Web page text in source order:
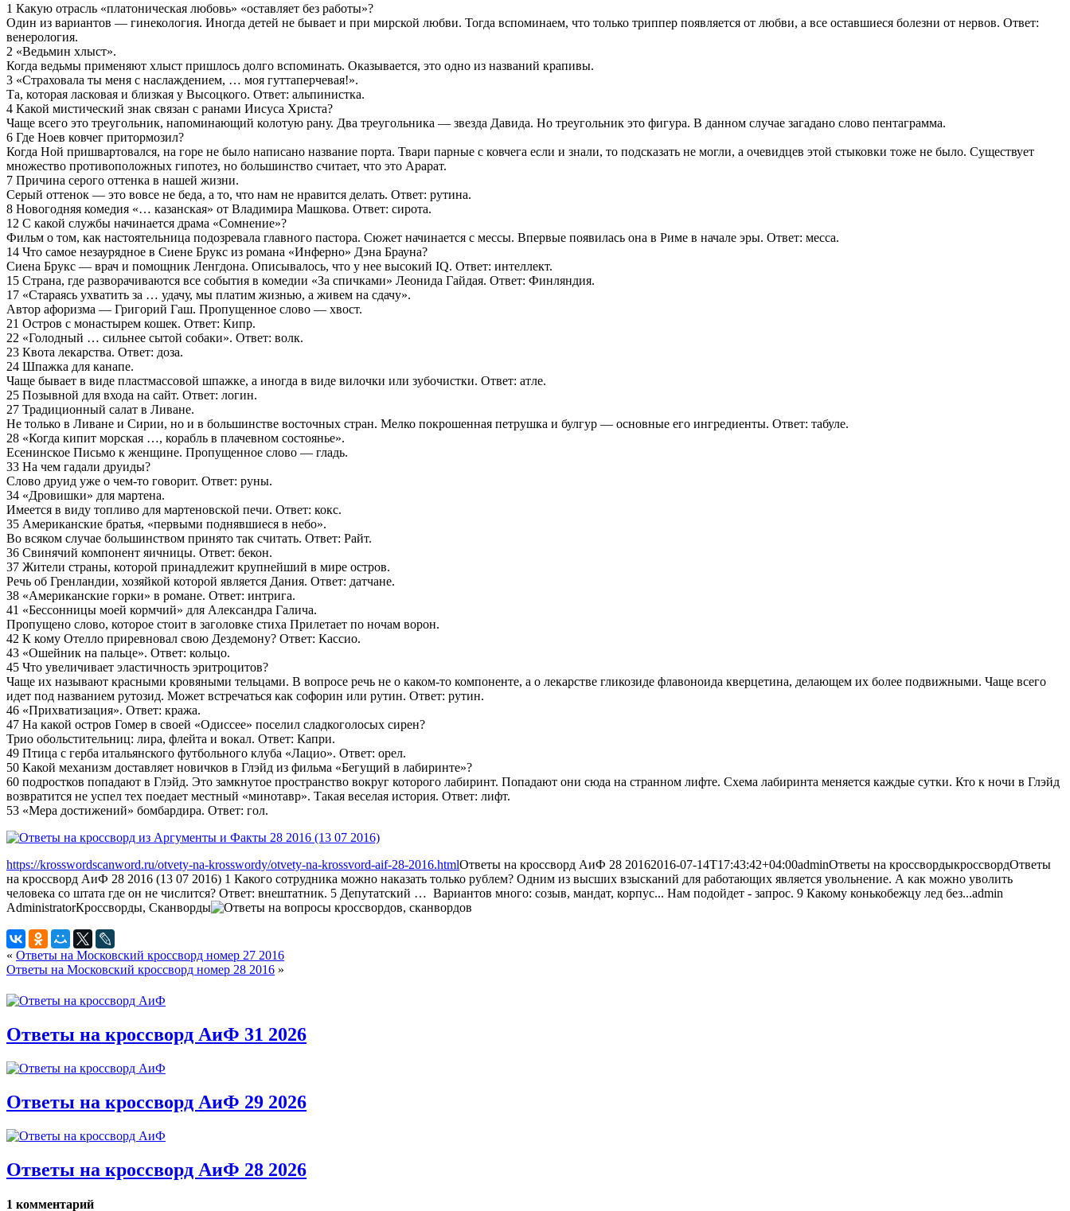
1 Какую отрасль «платоническая любовь» «оставляет без работы»?
Один из вариантов — гинекология. Иногда детей не бывает и при мирской любви. Тогда вспоминаем, что только триппер появляется от любви, а все оставшиеся болезни от нервов. Ответ:
венерология.
2 «Ведьмин хлыст».
Когда ведьмы применяют хлыст пришлось долго вспоминать. Оказывается, это одно из названий крапивы.
3 «Страховала ты меня с наслаждением, … моя гуттаперчевая!».
Та, которая ласковая и близкая у Высоцкого. Ответ: альпинистка.
4 Какой мистический знак связан с ранами Иисуса Христа?
Чаще всего это треугольник, напоминающий колотую рану. Два треугольника — звезда Давида. Но треугольник это фигура. В данном случае загадано слово пентаграмма.
6 Где Ноев ковчег притормозил?
Когда Ной пришвартовался, на горе не было написано название порта. Твари парные с ковчега если и знали, то подсказать не могли, а очевидцев этой стыковки тоже не было. Существует
множество противоположных гипотез, но большинство считает, что это Арарат.
7 Причина серого оттенка в нашей жизни.
Серый оттенок — это вовсе не беда, а то, что нам не нравится делать. Ответ: рутина.
8 Новогодняя комедия «… казанская» от Владимира Машкова. Ответ: сирота.
12 С какой службы начинается драма «Сомнение»?
Фильм о том, как настоятельница подозревала главного пастора. Сюжет начинается с мессы. Впервые появилась она в Риме в начале эры. Ответ: месса.
14 Что самое незаурядное в Сиене Брукс из романа «Инферно» Дэна Брауна?
Сиена Брукс — врач и помощник Ленгдона. Описывалось, что у нее высокий IQ. Ответ: интеллект.
15 Страна, где разворачиваются все события в комедии «За спичками» Леонида Гайдая. Ответ: Финляндия.
17 «Стараясь ухватить за … удачу, мы платим жизнью, а живем на сдачу».
Автор афоризма — Григорий Гаш. Пропущенное слово — хвост.
21 Остров с монастырем кошек. Ответ: Кипр.
22 «Голодный … сильнее сытой собаки». Ответ: волк.
23 Квота лекарства. Ответ: доза.
24 Шпажка для канапе.
Чаще бывает в виде пластмассовой шпажке, а иногда в виде вилочки или зубочистки. Ответ: атле.
25 Позывной для входа на сайт. Ответ: логин.
27 Традиционный салат в Ливане.
Не только в Ливане и Сирии, но и в большинстве восточных стран. Мелко покрошенная петрушка и булгур — основные его ингредиенты. Ответ: табуле.
28 «Когда кипит морская …, корабль в плачевном состоянье».
Есенинское Письмо к женщине. Пропущенное слово — гладь.
33 На чем гадали друиды?
Слово друид уже о чем-то говорит. Ответ: руны.
34 «Дровишки» для мартена.
Имеется в виду топливо для мартеновской печи. Ответ: кокс.
35 Американские братья, «первыми поднявшиеся в небо».
Во всяком случае большинством принято так считать. Ответ: Райт.
36 Свинячий компонент яичницы. Ответ: бекон.
37 Жители страны, которой принадлежит крупнейший в мире остров.
Речь об Гренландии, хозяйкой которой является Дания. Ответ: датчане.
38 «Американские горки» в романе. Ответ: интрига.
41 «Бессонницы моей кормчий» для Александра Галича.
Пропущено слово, которое стоит в заголовке стиха Прилетает по ночам ворон.
42 К кому Отелло приревновал свою Дездемону? Ответ: Кассио.
43 «Ошейник на пальце». Ответ: кольцо.
45 Что увеличивает эластичность эритроцитов?
Чаще их называют красными кровяными тельцами. В вопросе речь не о каком-то компоненте, а о лекарстве гликозиде флавоноида кверцетина, делающем их более подвижными. Чаще всего
идет под названием рутозид. Может встречаться как софорин или рутин. Ответ: рутин.
46 «Прихватизация». Ответ: кража.
47 На какой остров Гомер в своей «Одиссее» поселил сладкоголосых сирен?
Трио обольстительниц: лира, флейта и вокал. Ответ: Капри.
49 Птица с герба итальянского футбольного клуба «Лацио». Ответ: орел.
50 Какой механизм доставляет новичков в Глэйд из фильма «Бегущий в лабиринте»?
60 подростков попадают в Глэйд. Это замкнутое пространство вокруг которого лабиринт. Попадают они сюда на странном лифте. Схема лабиринта меняется каждые сутки. Кто к ночи в Глэйд
возвратится не успел тех поедает местный «минотавр». Такая веселая история. Ответ: лифт.
53 «Мера достижений» бомбардира. Ответ: гол.
https://krosswordscanword.ru/otvety-na-krosswordy/otvety-na-krossvord-aif-28-2016.htmlОтветы на кроссворд АиФ 28 20162016-07-14T17:43:42+04:00adminОтветы на кроссвордыкроссвордОтветы
на кроссворд АиФ 28 2016 (13 07 2016) 1 Какого сотрудника можно наказать только рублем? Одним из высших взысканий для работающих является увольнение. А как можно уволить
человека со штата где он не числится? Ответ: внештатник. 5 Депутатский … Вариантов много: созыв, мандат, корпус... Нам подойдет - запрос. 9 Какому конькобежцу лед без...admin
AdministratorКроссворды, Сканворды
« Ответы на Московский кроссворд номер 27 2016
Ответы на Московский кроссворд номер 28 2016 »
Ответы на кроссворд АиФ 31 2026
Ответы на кроссворд АиФ 29 2026
Ответы на кроссворд АиФ 28 2026
1 комментарий